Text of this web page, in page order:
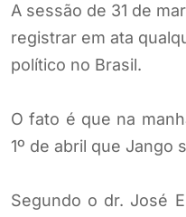
A sessão de 31 de
registrar em ata
político no Brasil.
O fato é que na
1º de abril que Jango
Segundo o dr. José